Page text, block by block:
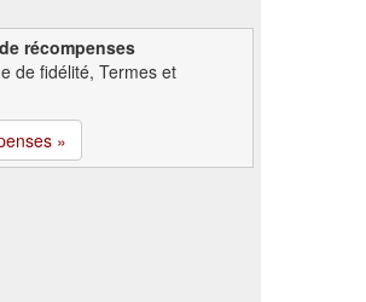
récompenses
de fidélité, Termes et
»